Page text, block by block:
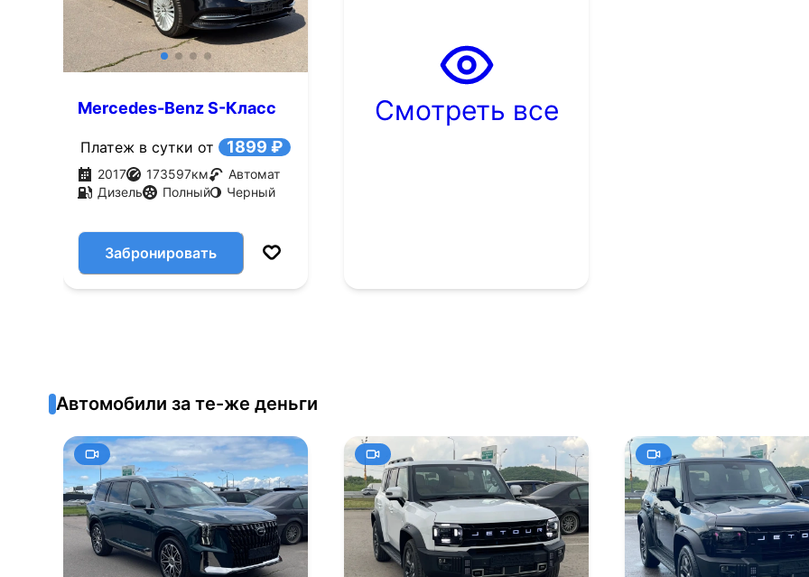
Mercedes-Benz S-Класс
Платеж в сутки от 1899 ₽
2017 173597км
Автомат
Дизель
Полный Черный
Забронировать
Смотреть все
Автомобили за те-же деньги